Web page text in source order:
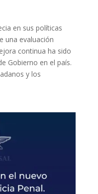
en sus políticas
una evaluación
continua ha sido
Gobierno en el país.
y los